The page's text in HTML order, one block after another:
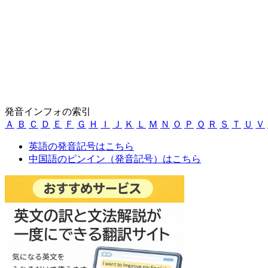
発音インフォの索引
Ａ
Ｂ Ｃ Ｄ Ｅ Ｆ Ｇ Ｈ Ｉ Ｊ Ｋ Ｌ Ｍ Ｎ Ｏ Ｐ Ｑ Ｒ Ｓ Ｔ Ｕ Ｖ
英語の発音記号はこちら
中国語のピンイン（発音記号）はこちら